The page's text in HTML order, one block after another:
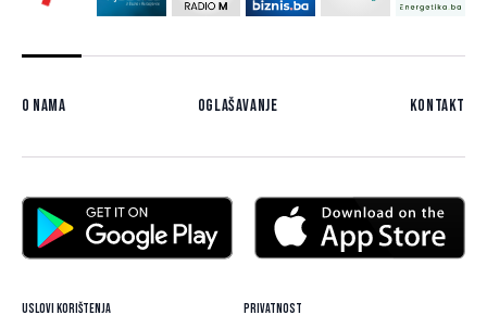
O nama Oglašavanje Kontakt
Uslovi korištenja Privatnost